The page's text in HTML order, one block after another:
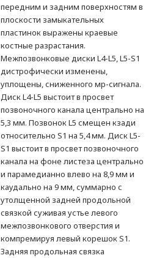
передним и задним поверхностям в
плоскости замыкательных
пластинок выражены краевые
костные разрастания.
Межпозвонковые диски L4-L5, L5-S1
дистрофически изменены,
уплощены, сниженного мр-сигнала.
Диск L4-L5 выстоит в просвет
позвоночного канала центрально на
5,3 мм. Позвонок L5 смещен кзади
относительно S1 на 5,4 мм. Диск L5-
S1 выстоит в просвет позвоночного
канала на фоне листеза центрально
и парамедианно влево на 8,9 мм и
каудально на 9 мм, суммарно с
утолщенной задней продольной
связкой суживая устье левого
межпозвонкового отверстия и
компремируя левый корешок S1.
Задняя продольная связка